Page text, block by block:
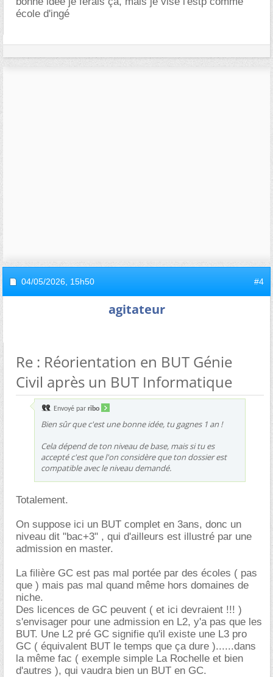
école d'ingé
04/05/2026, 15h50 #4
agitateur
Re : Réorientation en BUT Génie
Civil après un BUT Informatique
Envoyé par ribo
Bien sûr que c'est une bonne idée, tu gagnes 1 an !
Cela dépend de ton niveau de base, mais si tu es
accepté c'est que l'on considère que ton dossier est
compatible avec le niveau demandé.
Totalement.
On suppose ici un BUT complet en 3ans, donc un
niveau dit "bac+3" , qui d'ailleurs est illustré par une
admission en master.
La filière GC est pas mal portée par des écoles ( pas
que ) mais pas mal quand même hors domaines de
niche.
Des licences de GC peuvent ( et ici devraient !!! )
s'envisager pour une admission en L2, y'a pas que les
BUT. Une L2 pré GC signifie qu'il existe une L3 pro
GC ( équivalent BUT le temps que ça dure )......dans
la même fac ( exemple simple La Rochelle et bien
d'autres ), qui vaudra bien un BUT en GC.